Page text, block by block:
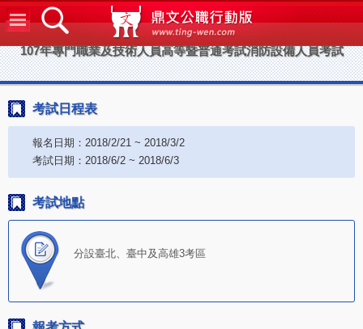
鼎文公
107年專門職業及技術人員高等暨普通考試消防設備人員考試
考試日程表
報名日期：2018/2/21 ~ 2018/3/2
考試日期：2018/6/2 ~ 2018/6/3
考試地點
分設臺北、臺中及高雄3考區